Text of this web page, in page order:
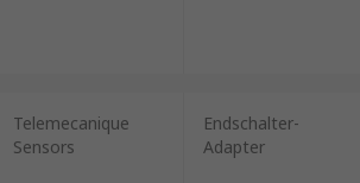
Anlage zu
Telemecanique
Sensors
Endschalter-
Adapter